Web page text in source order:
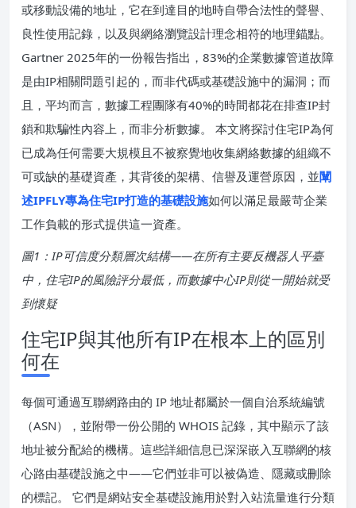
或移動設備的地址，它在到達目的地時自帶合法性的聲譽、
良性使用記錄，以及與網絡瀏覽設計理念相符的地理錨點。
Gartner 2025年的一份報告指出，83%的企業數據管道故障
是由IP相關問題引起的，而非代碼或基礎設施中的漏洞；而
且，平均而言，數據工程團隊有40%的時間都花在排查IP封
鎖和欺騙性內容上，而非分析數據。 本文將探討住宅IP為何
已成為任何需要大規模且不被察覺地收集網絡數據的組織不
可或缺的基礎資產，其背後的架構、信譽及運營原因，並闡
述IPFLY專為住宅IP打造的基礎設施如何以滿足最嚴苛企業
工作負載的形式提供這一資產。
圖1：IP可信度分類層次結構——在所有主要反機器人平臺
中，住宅IP的風險評分最低，而數據中心IP則從一開始就受
到懷疑
住宅IP與其他所有IP在根本上的區別
何在
每個可通過互聯網路由的 IP 地址都屬於一個自治系統編號
（ASN），並附帶一份公開的 WHOIS 記錄，其中顯示了該
地址被分配給的機構。這些詳細信息已深深嵌入互聯網的核
心路由基礎設施之中——它們並非可以被偽造、隱藏或刪除
的標記。 它們是網站安全基礎設施用於對入站流量進行分類